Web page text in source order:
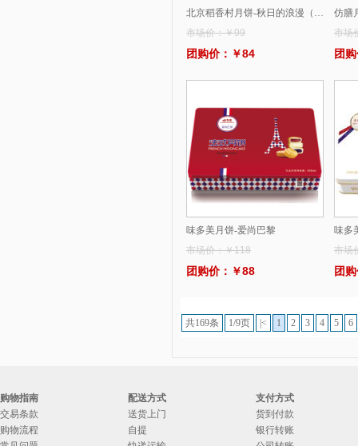
北京稻香村月饼-秋日的浪漫（铁盒）
市场价：￥99
团购价：￥84
仿膳
市场
团
味多美月饼-爱尚巴黎
市场价：￥118
团购价：￥88
味多
市场
团
共169条 1/9页 |< 1 2 3 4 5 6
购物指南
交易条款
购物流程
配送方式
送货上门
自提
支付方式
货到付款
银行转账